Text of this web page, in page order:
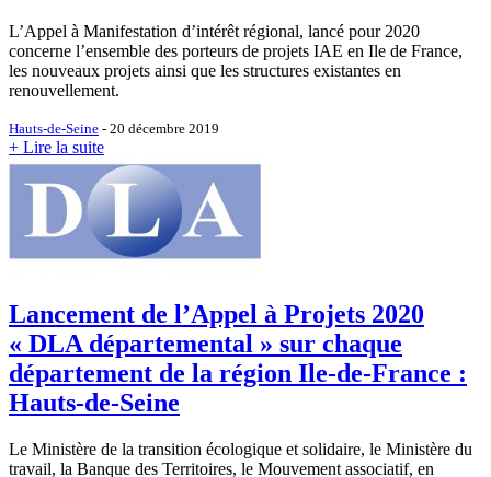
L’Appel à Manifestation d’intérêt régional, lancé pour 2020
concerne l’ensemble des porteurs de projets IAE en Ile de France,
les nouveaux projets ainsi que les structures existantes en
renouvellement.
Hauts-de-Seine - 20 décembre 2019
+ Lire la suite
Lancement de l’Appel à Projets 2020
« DLA départemental » sur chaque
département de la région Ile-de-France :
Hauts-de-Seine
Le Ministère de la transition écologique et solidaire, le Ministère du
travail, la Banque des Territoires, le Mouvement associatif, en